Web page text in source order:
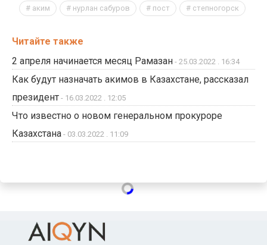
аким нурлан сабуров пост степногорск
Читайте также
2 апреля начинается месяц Рамазан - 25.03.2022 . 16:34
Как будут назначать акимов в Казахстане, рассказал
президент - 16.03.2022 . 12:05
Что известно о новом генеральном прокуроре
Казахстана - 03.03.2022 . 11:09